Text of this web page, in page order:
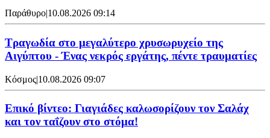
Παράθυρο|10.08.2026 09:14
Τραγωδία στο μεγαλύτερο χρυσωρυχείο της
Αιγύπτου - Ένας νεκρός εργάτης, πέντε τραυματίες
Κόσμος|10.08.2026 09:07
Επικό βίντεο: Γιαγιάδες καλωσορίζουν τον Σαλάχ
και τον ταΐζουν στο στόμα!